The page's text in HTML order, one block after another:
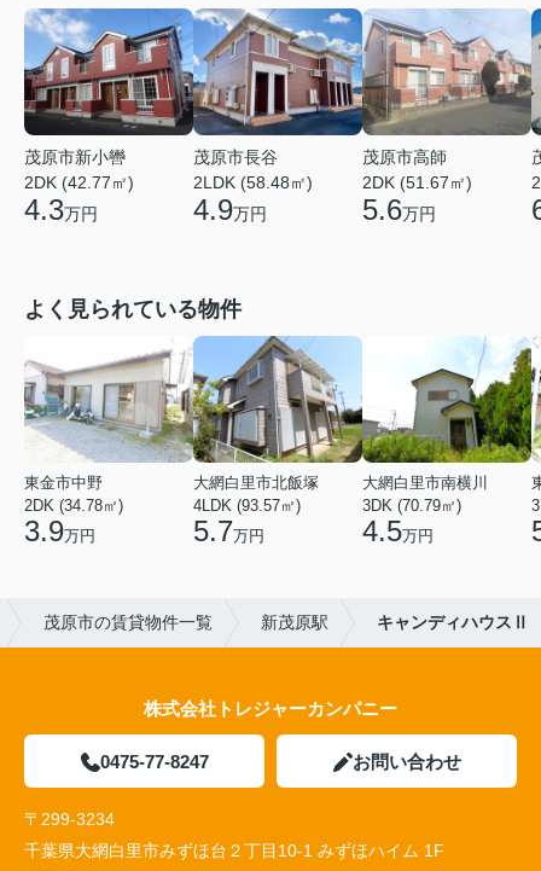
茂原市新小轡
2DK (42.77㎡)
4.3万円
茂原市長谷
2LDK (58.48㎡)
4.9万円
茂原市高師
2DK (51.67㎡)
5.6万円
よく見られている物件
東金市中野
2DK (34.78㎡)
3.9万円
大網白里市北飯塚
4LDK (93.57㎡)
5.7万円
大網白里市南横川
3DK (70.79㎡)
4.5万円
茂原市の賃貸物件一覧 新茂原駅 キャンディハウスⅡ
株式会社トレジャーカンパニー
0475-77-8247 お問い合わせ
〒299-3234
千葉県大網白里市みずほ台２丁目10-1 みずほハイム 1F